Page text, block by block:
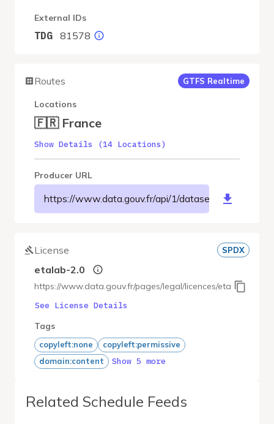
External IDs
TDG 81578
Routes GTFS Realtime
Locations
🇫🇷 France
Show Details (14 Locations)
Producer URL
https://www.data.gouv.fr/api/1/datasets/r/
License SPDX
etalab-2.0
https://www.data.gouv.fr/pages/legal/licences/etalab-2.0
See License Details
Tags
copyleft:none
copyleft:permissive
domain:content
Show 5 more
Related Schedule Feeds